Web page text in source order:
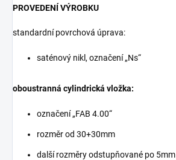
PROVEDENÍ VÝROBKU
standardní povrchová úprava:
saténový nikl, označení „Ns“
oboustranná cylindrická vložka:
označení „FAB 4.00“
rozměr od 30+30mm
další rozměry odstupňované po 5mm